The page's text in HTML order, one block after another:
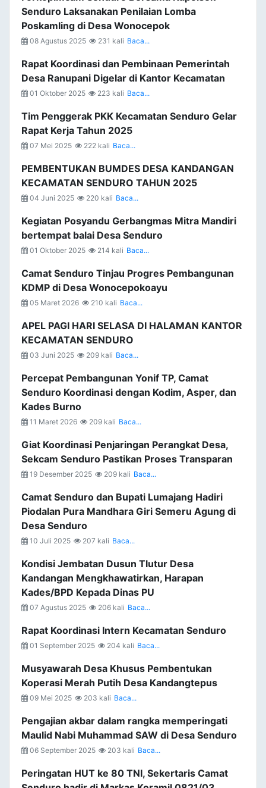
Senduro Laksanakan Penilaian Lomba
Poskamling di Desa Wonocepok
08 Agustus 2025 231 kali Baca...
Rapat Koordinasi dan Pembinaan Pemerintah
Desa Ranupani Digelar di Kantor Kecamatan
01 Oktober 2025 223 kali Baca...
Tim Penggerak PKK Kecamatan Senduro Gelar
Rapat Kerja Tahun 2025
07 Mei 2025 222 kali Baca...
PEMBENTUKAN BUMDES DESA KANDANGAN
KECAMATAN SENDURO TAHUN 2025
04 Juni 2025 220 kali Baca...
Kegiatan Posyandu Gerbangmas Mitra Mandiri
bertempat balai Desa Senduro
01 Oktober 2025 214 kali Baca...
Camat Senduro Tinjau Progres Pembangunan
KDMP di Desa Wonocepokoayu
05 Maret 2026 210 kali Baca...
APEL PAGI HARI SELASA DI HALAMAN KANTOR
KECAMATAN SENDURO
03 Juni 2025 209 kali Baca...
Percepat Pembangunan Yonif TP, Camat
Senduro Koordinasi dengan Kodim, Asper, dan
Kades Burno
11 Maret 2026 209 kali Baca...
Giat Koordinasi Penjaringan Perangkat Desa,
Sekcam Senduro Pastikan Proses Transparan
19 Desember 2025 209 kali Baca...
Camat Senduro dan Bupati Lumajang Hadiri
Piodalan Pura Mandhara Giri Semeru Agung di
Desa Senduro
10 Juli 2025 207 kali Baca...
Kondisi Jembatan Dusun Tlutur Desa
Kandangan Mengkhawatirkan, Harapan
Kades/BPD Kepada Dinas PU
07 Agustus 2025 206 kali Baca...
Rapat Koordinasi Intern Kecamatan Senduro
01 September 2025 204 kali Baca...
Musyawarah Desa Khusus Pembentukan
Koperasi Merah Putih Desa Kandangtepus
09 Mei 2025 203 kali Baca...
Pengajian akbar dalam rangka memperingati
Maulid Nabi Muhammad SAW di Desa Senduro
06 September 2025 203 kali Baca...
Peringatan HUT ke 80 TNI, Sekertaris Camat